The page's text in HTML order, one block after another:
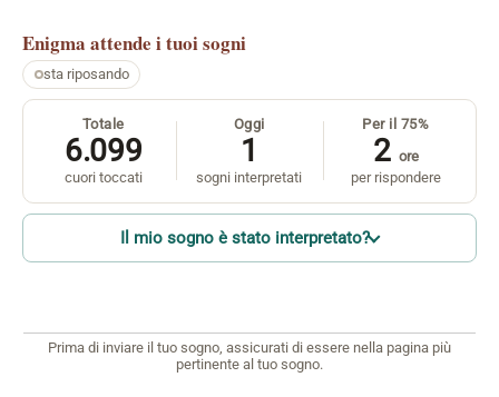
Enigma attende i tuoi sogni
sta riposando
Totale
6.099
cuori toccati
Oggi
1
sogni interpretati
Per il 75%
2 ore
per rispondere
Il mio sogno è stato interpretato?
Prima di inviare il tuo sogno, assicurati di essere nella pagina più
pertinente al tuo sogno.